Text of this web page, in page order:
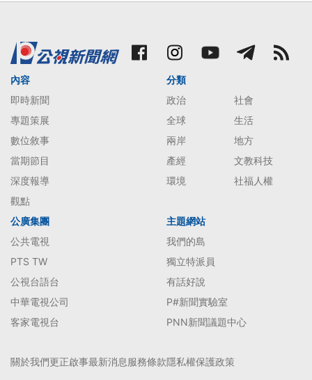
內容
即時新聞
專題策展
數位敘事
當期節目
深度報導
觀點
分類
政治
社會
全球
生活
兩岸
地方
產經
文教科技
環境
社福人權
公廣集團
公共電視
PTS TW
公視台語台
中華電視公司
客家電視台
主題網站
我們的島
獨立特派員
有話好說
P#新聞實驗室
PNN新聞議題中心
關於我們更正啟事最新消息服務條款隱私權保護政策